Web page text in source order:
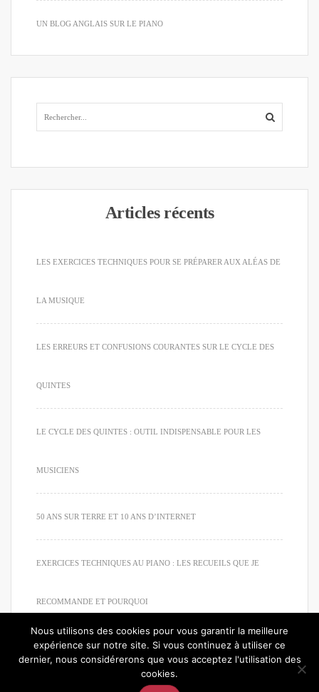
UN BLOG ANGLAIS SUR LE PIANO
Articles récents
LES EXERCICES TECHNIQUES POUR SE PRÉPARER AUX ALÉAS DE
LA MUSIQUE
LES ERREURS ET CONFUSIONS COURANTES SUR LE CYCLE DES
QUINTES
LE CYCLE DES QUINTES : OUTIL INDISPENSABLE POUR LES
MUSICIENS
50 ANS SUR TERRE ET 10 ANS D’INTERNET
EXERCICES TECHNIQUES AU PIANO : LES RECUEILS QUE JE
RECOMMANDE ET POURQUOI
© 2020. Tous droits réservés. Apprendre à jouer du piano
Nous utilisons des cookies pour vous garantir la meilleure
expérience sur notre site. Si vous continuez à utiliser ce
dernier, nous considérerons que vous acceptez l'utilisation des
cookies.